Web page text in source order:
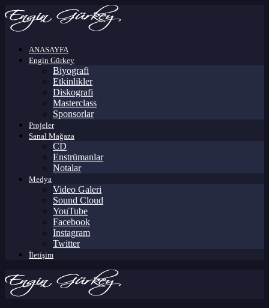
ANASAYFA
Engin Gürkey
Biyografi
Etkinlikler
Diskografi
Masterclass
Sponsorlar
Projeler
Sanal Mağaza
CD
Enstrümanlar
Notalar
Medya
Video Galeri
Sound Cloud
YouTube
Facebook
Instagram
Twitter
İletişim